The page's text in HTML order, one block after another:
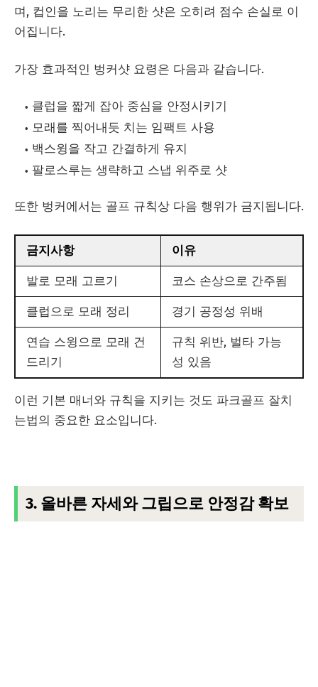
며, 컵인을 노리는 무리한 샷은 오히려 점수 손실로 이
어집니다.
가장 효과적인 벙커샷 요령은 다음과 같습니다.
클럽을 짧게 잡아 중심을 안정시키기
모래를 찍어내듯 치는 임팩트 사용
백스윙을 작고 간결하게 유지
팔로스루는 생략하고 스냅 위주로 샷
또한 벙커에서는 골프 규칙상 다음 행위가 금지됩니다.
금지사항 이유
발로 모래 고르기 코스 손상으로 간주됨
클럽으로 모래 정리 경기 공정성 위배
연습 스윙으로 모래 건
드리기
규칙 위반, 벌타 가능
성 있음
이런 기본 매너와 규칙을 지키는 것도 파크골프 잘치
는법의 중요한 요소입니다.
3. 올바른 자세와 그립으로 안정감 확보